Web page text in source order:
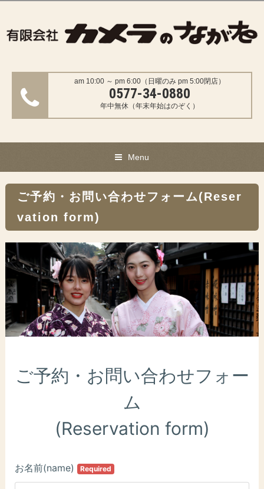
am 10:00 ～ pm 6:00（日曜のみ pm 5:00閉店）
0577-34-0880
年中無休（年末年始はのぞく）
Menu
ご予約・お問い合わせフォーム(Reser
vation form)